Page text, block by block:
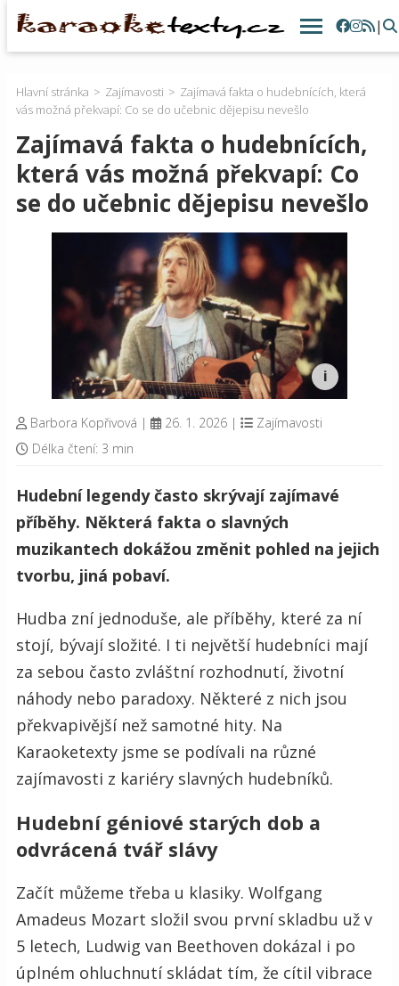
|
Hlavní stránka Zajímavosti
Zajímavá fakta o hudebnících, která
vás možná překvapí: Co se do učebnic dějepisu nevešlo
Zajímavá fakta o hudebnících,
která vás možná překvapí: Co
se do učebnic dějepisu nevešlo
Barbora Kopřivová | 26. 1. 2026 |
Zajímavosti
Délka čtení: 3 min
Hudební legendy často skrývají zajímavé
příběhy. Některá fakta o slavných
muzikantech dokážou změnit pohled na jejich
tvorbu, jiná pobaví.
Hudba zní jednoduše, ale příběhy, které za ní
stojí, bývají složité. I ti největší hudebníci mají
za sebou často zvláštní rozhodnutí, životní
náhody nebo paradoxy. Některé z nich jsou
překvapivější než samotné hity. Na
Karaoketexty jsme se podívali na různé
zajímavosti z kariéry slavných hudebníků.
Hudební géniové starých dob a
odvrácená tvář slávy
Začít můžeme třeba u klasiky. Wolfgang
Amadeus Mozart složil svou první skladbu už v
5 letech, Ludwig van Beethoven dokázal i po
úplném ohluchnutí skládat tím, že cítil vibrace